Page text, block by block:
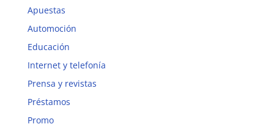
Apuestas
Automoción
Educación
Internet y telefonía
Prensa y revistas
Préstamos
Promo